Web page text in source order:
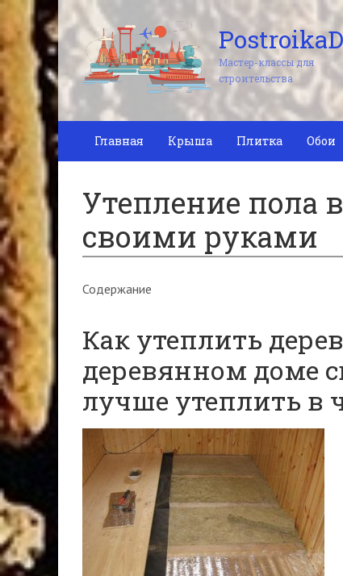
Мастер-классы для
строительства
Главная Крыша Плитка Обои
Утепление пола
своими руками
Содержание
Как утеплить
деревянном доме
лучше утеплить в